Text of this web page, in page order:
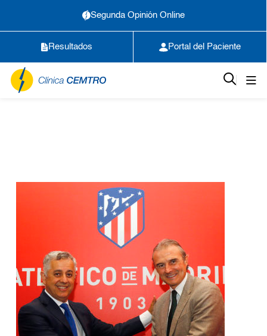
Segunda Opinión Online
Resultados Portal del Paciente